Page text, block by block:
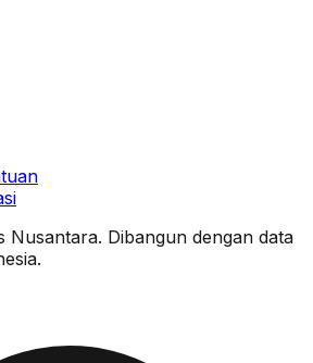
Nusantara. Dibangun dengan data